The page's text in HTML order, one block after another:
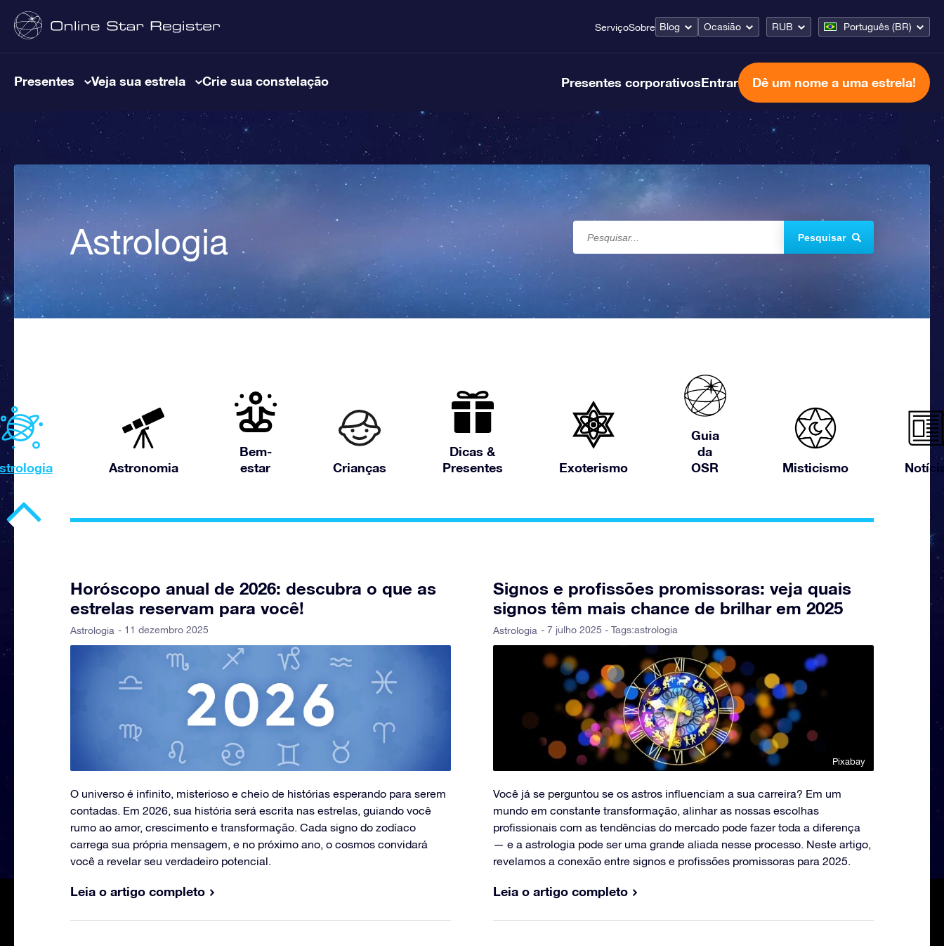
ServiçoSobre Blog Ocasião RUB Português (BR)
Presentes Veja sua estrela Crie sua constelação Presentes corporativosEntrar Dê um nome a uma estrela!
Astrologia Pesquisar
Astronomia
Bem-
estar
Crianças
Dicas &
Presentes
Exoterismo
Guia
da
OSR
Misticismo
Horóscopo anual de 2026: descubra o que as
estrelas reservam para você!
Astrologia - 11 dezembro 2025
O universo é infinito, misterioso e cheio de histórias esperando para serem
contadas. Em 2026, sua história será escrita nas estrelas, guiando você
rumo ao amor, crescimento e transformação. Cada signo do zodíaco
carrega sua própria mensagem, e no próximo ano, o cosmos convidará
você a revelar seu verdadeiro potencial.
Leia o artigo completo
Signos e profissões promissoras: veja quais
signos têm mais chance de brilhar em 2025
Astrologia - 7 julho 2025 - Tags:astrologia
Pixabay
Você já se perguntou se os astros influenciam a sua carreira? Em um
mundo em constante transformação, alinhar as nossas escolhas
profissionais com as tendências do mercado pode fazer toda a diferença
— e a astrologia pode ser uma grande aliada nesse processo. Neste artigo,
revelamos a conexão entre signos e profissões promissoras para 2025.
Leia o artigo completo